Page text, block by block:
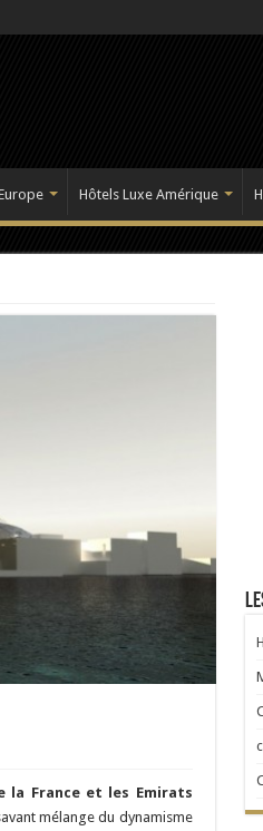
Hôtels Luxe Amérique
la France et les Emirats
mélange du dynamisme